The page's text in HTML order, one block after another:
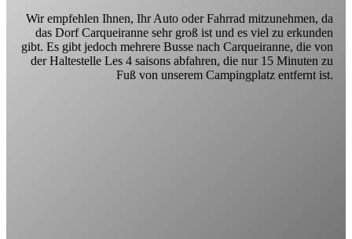
Wir empfehlen Ihnen, Ihr Auto oder Fahrrad mitzunehmen, da
das Dorf Carqueiranne sehr groß ist und es viel zu erkunden
gibt. Es gibt jedoch mehrere Busse nach Carqueiranne, die von
der Haltestelle Les 4 saisons abfahren, die nur 15 Minuten zu
Fuß von unserem Campingplatz entfernt ist.